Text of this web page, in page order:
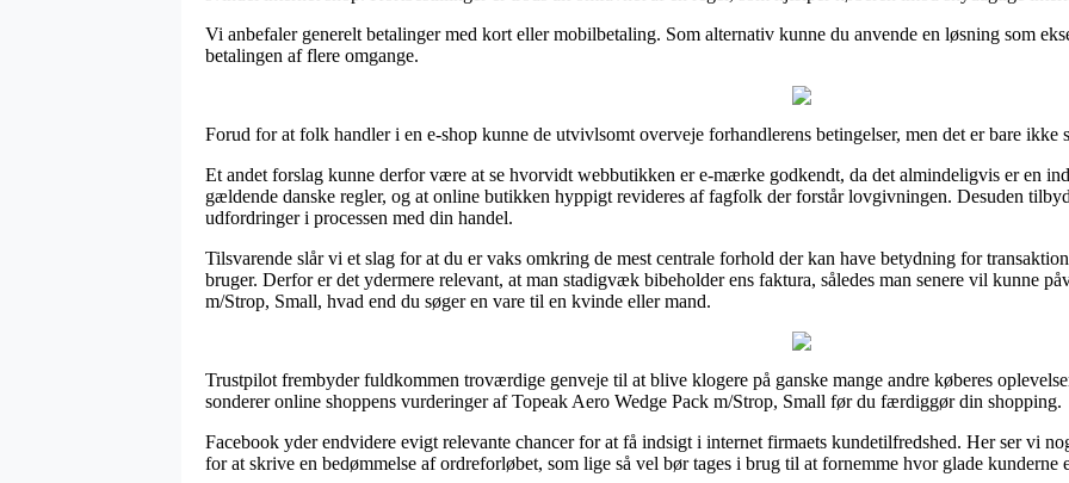
Vi anbefaler generelt betalinger med kort eller mobilbetaling. Som alternativ kunne du anvende en løsning som
betalingen af flere omgange.
Forud for at folk handler i en e-shop kunne de utvivlsomt overveje forhandlerens betingelser, men det er bare ikke
Et andet forslag kunne derfor være at se hvorvidt webbutikken er e-mærke godkendt, da det almindeligvis er en
gældende danske regler, og at online butikken hyppigt revideres af fagfolk der forstår lovgivningen. Desuden
udfordringer i processen med din handel.
Tilsvarende slår vi et slag for at du er vaks omkring de mest centrale forhold der kan have betydning for
bruger. Derfor er det ydermere relevant, at man stadigvæk bibeholder ens faktura, således man senere vil kunne
m/Strop, Small, hvad end du søger en vare til en kvinde eller mand.
Trustpilot frembyder fuldkommen troværdige genveje til at blive klogere på ganske mange andre køberes
sonderer online shoppens vurderinger af Topeak Aero Wedge Pack m/Strop, Small før du færdiggør din shopping.
Facebook yder endvidere evigt relevante chancer for at få indsigt i internet firmaets kundetilfredshed. Her ser vi
for at skrive en bedømmelse af ordreforløbet, som lige så vel bør tages i brug til at fornemme hvor glade kunderne